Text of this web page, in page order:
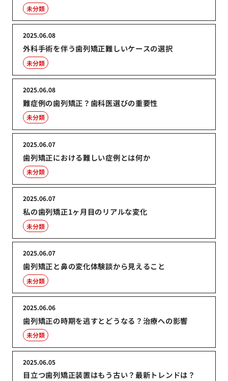
未分類
外科手術を伴う歯列矯正難しいケースの選択
2025.06.08
未分類
難症例の歯列矯正？歯科医選びの重要性
2025.06.08
未分類
歯列矯正における難しい症例とは何か
2025.06.07
未分類
私の歯列矯正1ヶ月目のリアルな変化
2025.06.07
未分類
歯列矯正と鼻の変化体験談から見えること
2025.06.07
未分類
歯列矯正の時期を逃すとどうなる？治療への影響
2025.06.06
未分類
目立つ歯列矯正装置はもう古い？最新トレンドは？
2025.06.05